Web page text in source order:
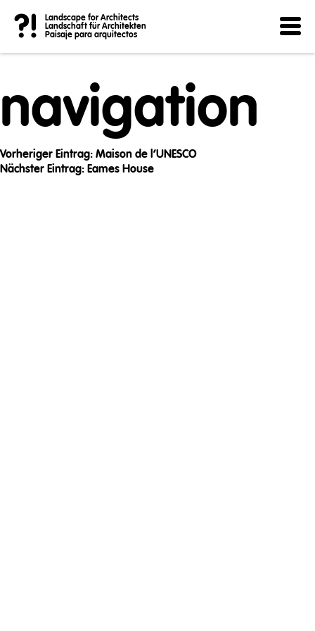
?!
Landscape for Architects
Landschaft für Architekten
Paisaje para arquitectos
Post
navigation
Vorheriger Eintrag: Maison de l’UNESCO
Nächster Eintrag: Eames House